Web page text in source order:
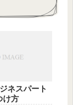
ネスパート
け方